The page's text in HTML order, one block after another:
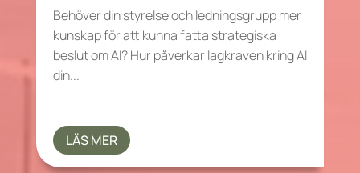
Behöver din styrelse och ledningsgrupp mer
kunskap för att kunna fatta strategiska
beslut om AI? Hur påverkar lagkraven kring AI
din...
LÄS MER